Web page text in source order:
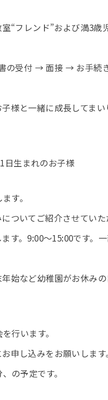
“フレンド”および満3歳
の受付 → 面接 → お手続
様と一緒に成長してまい
日生まれのお子様
す。
紹介させていただ
15:00です。一部
園がお休みの日は
行います。
込みをお願いします。
定です。